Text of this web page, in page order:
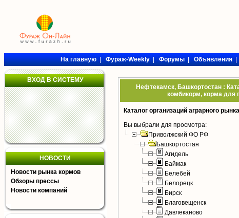
На главную|Фураж-Weekly|Форумы|Объявления
ВХОД В СИСТЕМУ
НОВОСТИ
Новости рынка кормов
Обзоры прессы
Новости компаний
Нефтекамск, Башкортостан :
комбикорм, корма для
Каталог организаций аграрного рынка
Вы выбрали для просмотра:
Приволжский ФО РФ
Башкортостан
Агидель
Баймак
Белебей
Белорецк
Бирск
Благовещенск
Давлеканово